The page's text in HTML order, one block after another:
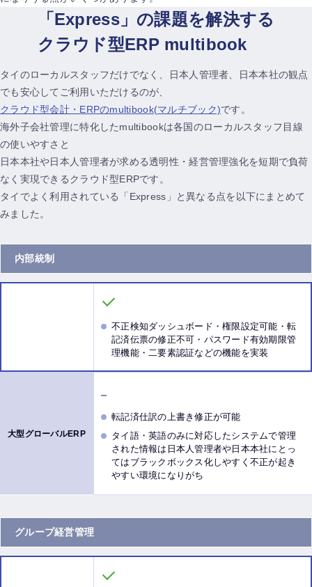
「Express」の課題を解決する
クラウド型ERP multibook
タイのローカルスタッフだけでなく、日本人管理者、日本本社の観点
でも安心してご利用いただけるのが、
クラウド型会計・ERPのmultibook(マルチブック)です。
海外子会社管理に特化したmultibookは各国のローカルスタッフ目線
の使いやすさと
日本本社や日本人管理者が求める透明性・経営管理強化を短期で負荷
なく実現できるクラウド型ERPです。
タイでよく利用されている「Express」と異なる点を以下にまとめて
みました。
内部統制
不正検知ダッシュボード・権限設定可能・転
記済伝票の修正不可・パスワード有効期限管
理機能・二要素認証などの機能を実装
転記済仕訳の上書き修正が可能
タイ語・英語のみに対応したシステムで管理
された情報は日本人管理者や日本本社にとっ
てはブラックボックス化しやすく不正が起き
やすい環境になりがち
グループ経営管理